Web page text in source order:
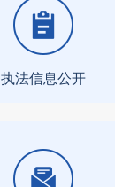
执法信息公开